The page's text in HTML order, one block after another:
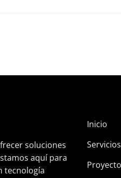
soluciones
aquí para
tecnología
Inicio
Servicios